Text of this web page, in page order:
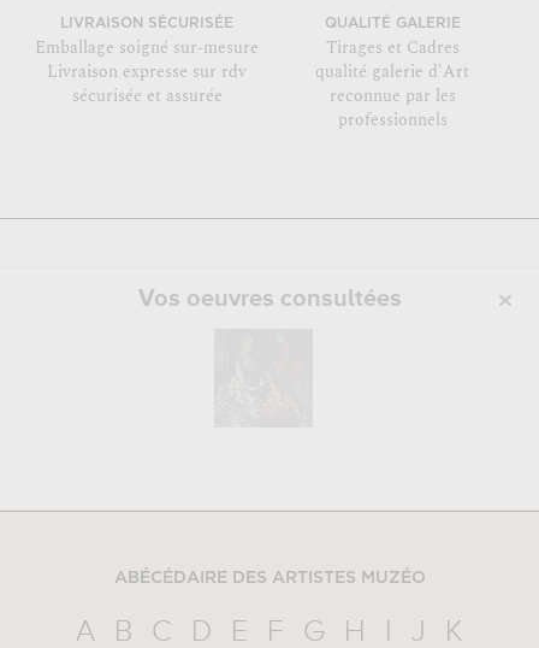
LIVRAISON SÉCURISÉE
Emballage soigné sur-mesure
Livraison expresse sur rdv
sécurisée et assurée
QUALITÉ GALERIE
Tirages et Cadres
qualité galerie d'Art
reconnue par les
professionnels
Vos oeuvres consultées
ABÉCÉDAIRE DES ARTISTES MUZÉO
A B C D E F G H I J
K